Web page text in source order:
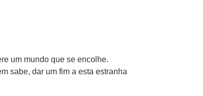
um mundo que se encolhe.
sabe, dar um fim a esta estranha